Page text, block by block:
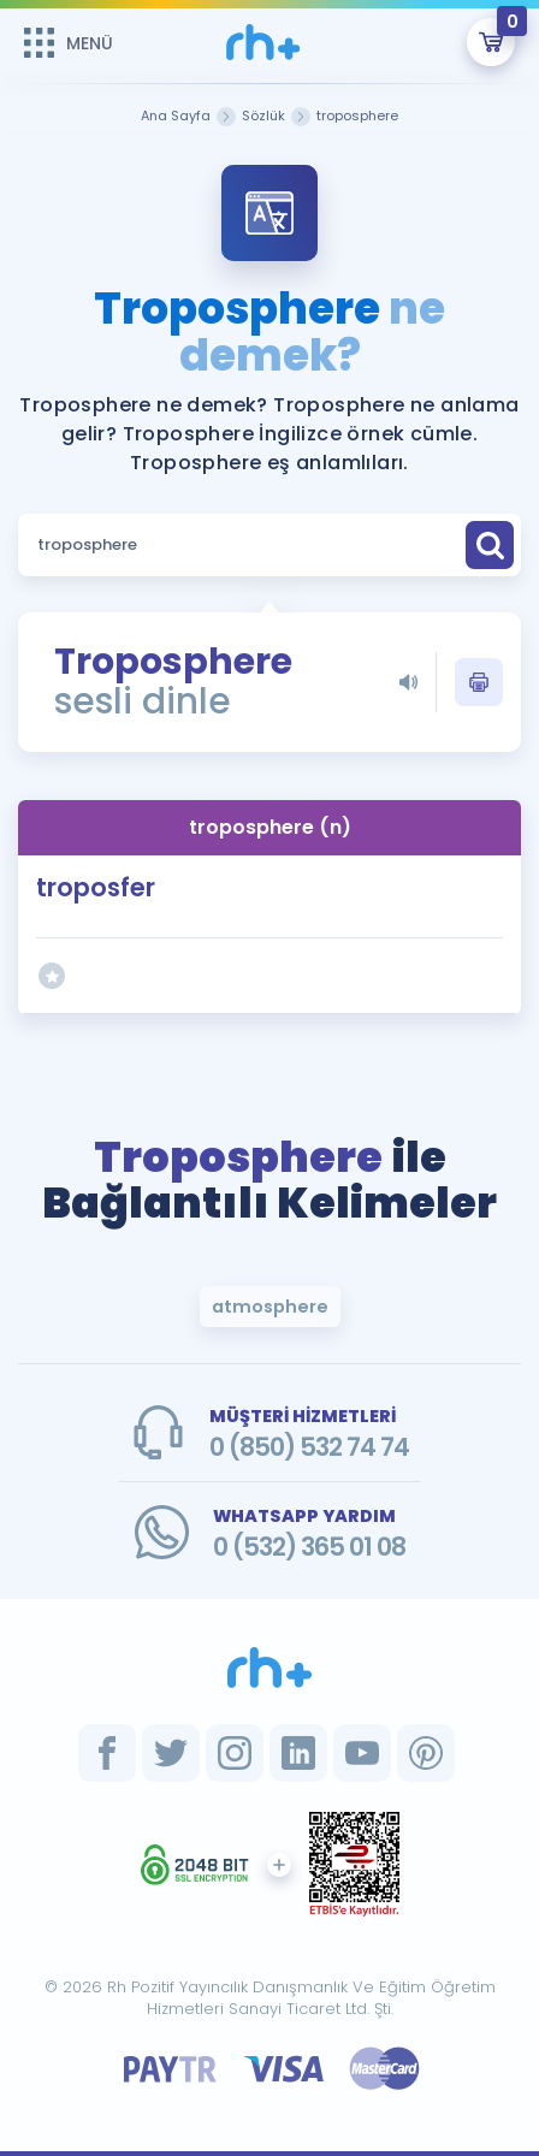
MENÜ
0
Şifremi Hatırlamıyorum
Sepetin Şu An Boş.
Remzi Hoca ile seni sınava hazırlayacak onlarca eğitim seni
bekliyor!
MENÜ
Katılımcı Görüşleri
Faydalı Araçlar
Ücretsiz Kaynaklar
Puan Hesaplama
ÖSYM Sınav Takvimi
Kampanyalar
İngilizce Gramer
İngilizce Gramer
Ana Sayfa Sözlük troposphere
Tropospherene
demek?
Troposphere ne demek? Troposphere ne anlama
gelir? Troposphere İngilizce örnek cümle.
Troposphere eş anlamlıları.
Troposphere
sesli dinle
troposphere (n)
troposfer
Troposphere ile
Bağlantılı Kelimeler
atmosphere
MÜŞTERİ HİZMETLERİ
0 (850) 532 74 74
WHATSAPP YARDIM
0 (532) 365 01 08
© 2026 Rh Pozitif Yayıncılık Danışmanlık Ve Eğitim Öğretim
Hizmetleri Sanayi Ticaret Ltd. Şti.